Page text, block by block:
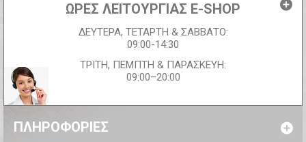
ΩΡΕΣ ΛΕΙΤΟΥΡΓΙΑΣ E-SHOP
ΔΕΥΤΕΡΑ, ΤΕΤΑΡΤΗ & ΣΑΒΒΑΤΟ:
09:00-14:30
ΤΡΙΤΗ, ΠΕΜΠΤΗ & ΠΑΡΑΣΚΕΥΗ:
09:00–20:00
ΠΛΗΡΟΦΟΡΊΕΣ